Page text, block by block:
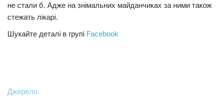
не стали б. Адже на знімальних майданчиках за ними також
стежать лікарі.
Шукайте деталі в групі Facebook
Джерело.